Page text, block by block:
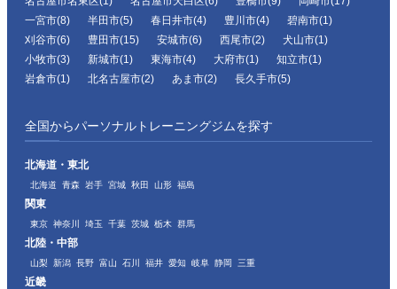
一宮市(8)
半田市(5) 春日井市(4) 豊川市(4)
碧南市(1)
刈谷市(6)
豊田市(15) 安城市(6) 西尾市(2)
犬山市(1)
小牧市(3)
新城市(1) 東海市(4) 大府市(1)
知立市(1)
岩倉市(1)
北名古屋市(2) あま市(2) 長久手市(5)
全国からパーソナルトレーニングジムを探す
北海道・東北
北海道 青森 岩手 宮城 秋田 山形 福島
関東
東京 神奈川 埼玉 千葉 茨城 栃木 群馬
北陸・中部
山梨 新潟 長野 富山 石川 福井 愛知 岐阜 静岡 三重
近畿